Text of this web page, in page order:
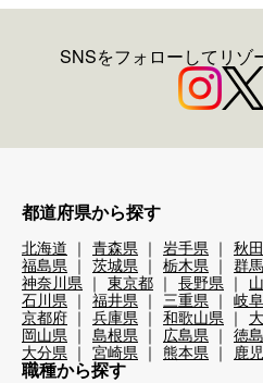
SNSをフォローしてリゾ
都道府県から探す
北海道 青森県 岩手県 秋
福島県
茨城県 栃木県 群
神奈川県
東京都 長野県
石川県
福井県 三重県 岐
京都府
兵庫県 和歌山県
岡山県
島根県 広島県 徳
大分県
宮崎県 熊本県 鹿
職種から探す